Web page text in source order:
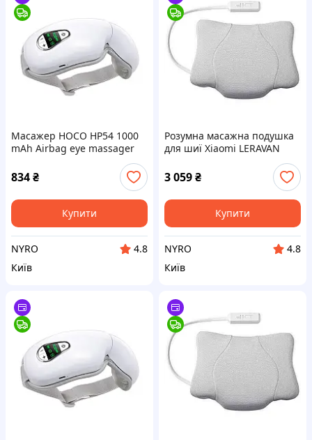
Масажер HOCO HP54 1000
mAh Airbag eye massager
834₴
Купити
NYRO
4.8
Київ
Розумна масажна подушка
для шиї Xiaomi LERAVAN
3 059₴
Купити
NYRO
4.8
Київ